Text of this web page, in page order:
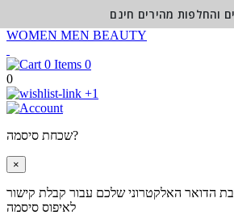
WOMEN MEN BEAUTY
0
0
+1
שכחת סיסמה?
×
הדואר האלקטרוני שלכם עבור קבלת קישור
לאיפוס סיסמה
והחלפות מהירים חינם